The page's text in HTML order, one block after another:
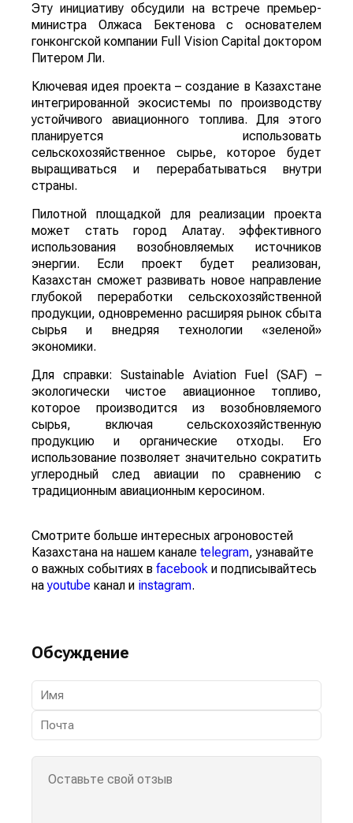
Эту инициативу обсудили на встрече премьер-
министра Олжаса Бектенова с основателем
гонконгской компании Full Vision Capital доктором
Питером Ли.
Ключевая идея проекта – создание в Казахстане
интегрированной экосистемы по производству
устойчивого авиационного топлива. Для этого
планируется использовать
сельскохозяйственное сырье, которое будет
выращиваться и перерабатываться внутри
страны.
Пилотной площадкой для реализации проекта
может стать город Алатау. эффективного
использования возобновляемых источников
энергии. Если проект будет реализован,
Казахстан сможет развивать новое направление
глубокой переработки сельскохозяйственной
продукции, одновременно расширяя рынок сбыта
сырья и внедряя технологии «зеленой»
экономики.
Для справки: Sustainable Aviation Fuel (SAF) –
экологически чистое авиационное топливо,
которое производится из возобновляемого
сырья, включая сельскохозяйственную
продукцию и органические отходы. Его
использование позволяет значительно сократить
углеродный след авиации по сравнению с
традиционным авиационным керосином.
Смотрите больше интересных агроновостей
Казахстана на нашем канале telegram, узнавайте
о важных событиях в facebook и подписывайтесь
наyoutube канал и instagram.
Обсуждение